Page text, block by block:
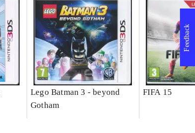
Lego Batman 3 - beyond
Gotham
FIFA 15
Feedback